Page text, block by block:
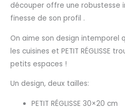
découper offre une robustesse
finesse de son profil .
On aime son design intemporel
les cuisines et PETIT RÉGLISSE
petits espaces !
Un design, deux tailles:
PETIT RÉGLISSE 30×20 cm